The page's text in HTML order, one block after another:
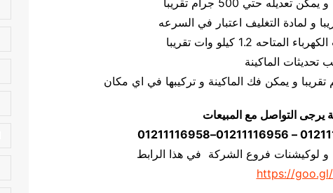
يرجى التواصل مع المبيعات
و لوكيشنات فروع الشركة في هذا الرابط
https://